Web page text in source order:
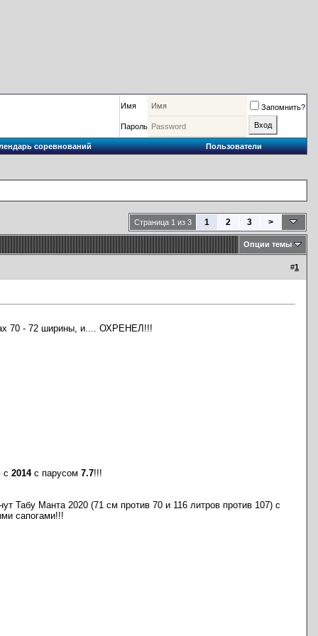
Имя Запомнить?
Пароль
соревнований Пользователи
Страница 1 из 3 1 2 3 >
Опции темы
#1
70 - 72 ширины, и.... ОХРЕНЕЛ!!!
с 2014с парусом 7.7!!!
Табу Манта 2020 (71 см против 70 и 116 литров против 107) с
сапогами!!!